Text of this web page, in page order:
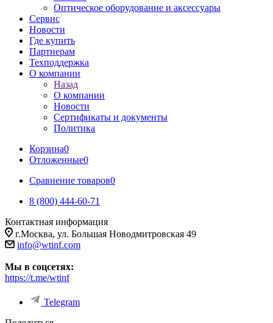
Оптическое оборудование и аксессуары
Сервис
Новости
Где купить
Партнерам
Техподдержка
О компании
Назад
О компании
Новости
Сертификаты и документы
Политика
Корзина0
Отложенные0
Сравнение товаров0
8 (800) 444-60-71
Контактная информация
г.Москва, ул. Большая Новодмитровская 49
info@wtinf.com
Мы в соцсетях:
https://t.me/wtinf
Telegram